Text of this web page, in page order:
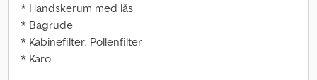
* Handskerum med lås
* Bagrude
* Kabinefilter: Pollenfilter
* Karo